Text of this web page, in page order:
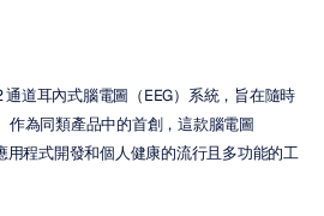
道耳內式腦電圖（EEG）系統，旨在隨時
作為同類產品中的首創，這款腦電圖
用程式開發和個人健康的流行且多功能的工